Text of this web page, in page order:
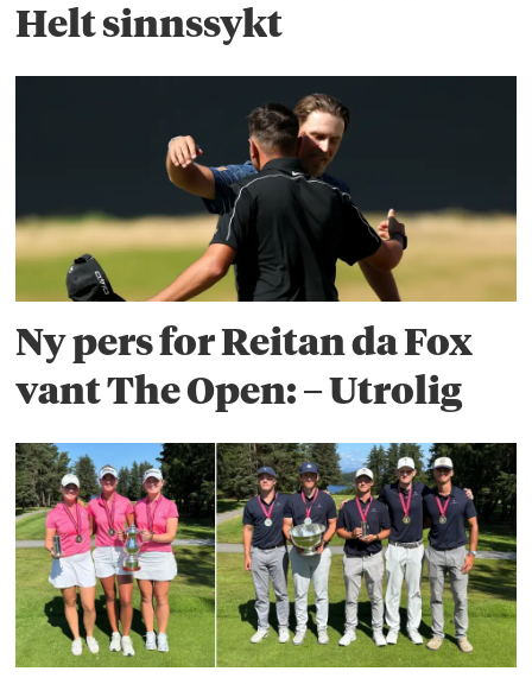
Helt sinnssykt
Ny pers for Reitan da Fox
vant The Open: – Utrolig